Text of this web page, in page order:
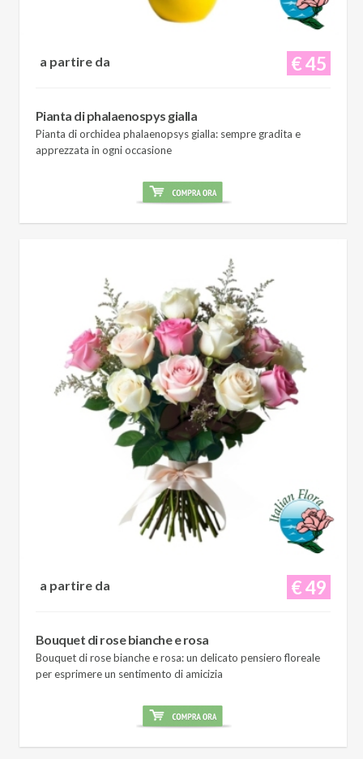
€ 45
a partire da
Pianta di phalaenospys gialla
Pianta di orchidea phalaenopsys gialla: sempre gradita e
apprezzata in ogni occasione
€ 49
a partire da
Bouquet di rose bianche e rosa
Bouquet di rose bianche e rosa: un delicato pensiero floreale
per esprimere un sentimento di amicizia